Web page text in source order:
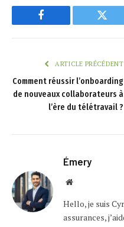
Facebook
ARTICLE PRÉCÉDENT
Comment réussir l’onboarding
de nouveaux collaborateurs à
l’ère du télétravail ?
Émery
Website
Hello, je suis
assurances,